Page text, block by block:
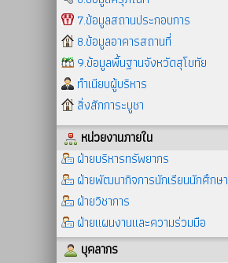
7.ข้อมูลสถานประกอบการ
8.ข้อมูลอาคารสถานที่
9.ข้อมูลพื้นฐานจังหวัดสุโขทัย
ทำเนียบผู้บริหาร
สิ่งสักการะบูชา
หน่วยงานภายใน
ฝ่ายบริหารทรัพยากร
ฝ่ายพัฒนากิจการนักเรียนนักศึกษา
ฝ่ายวิชาการ
ฝ่ายแผนงานและความร่วมมือ
บุคลากร